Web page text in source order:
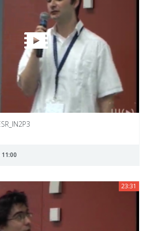
23:31